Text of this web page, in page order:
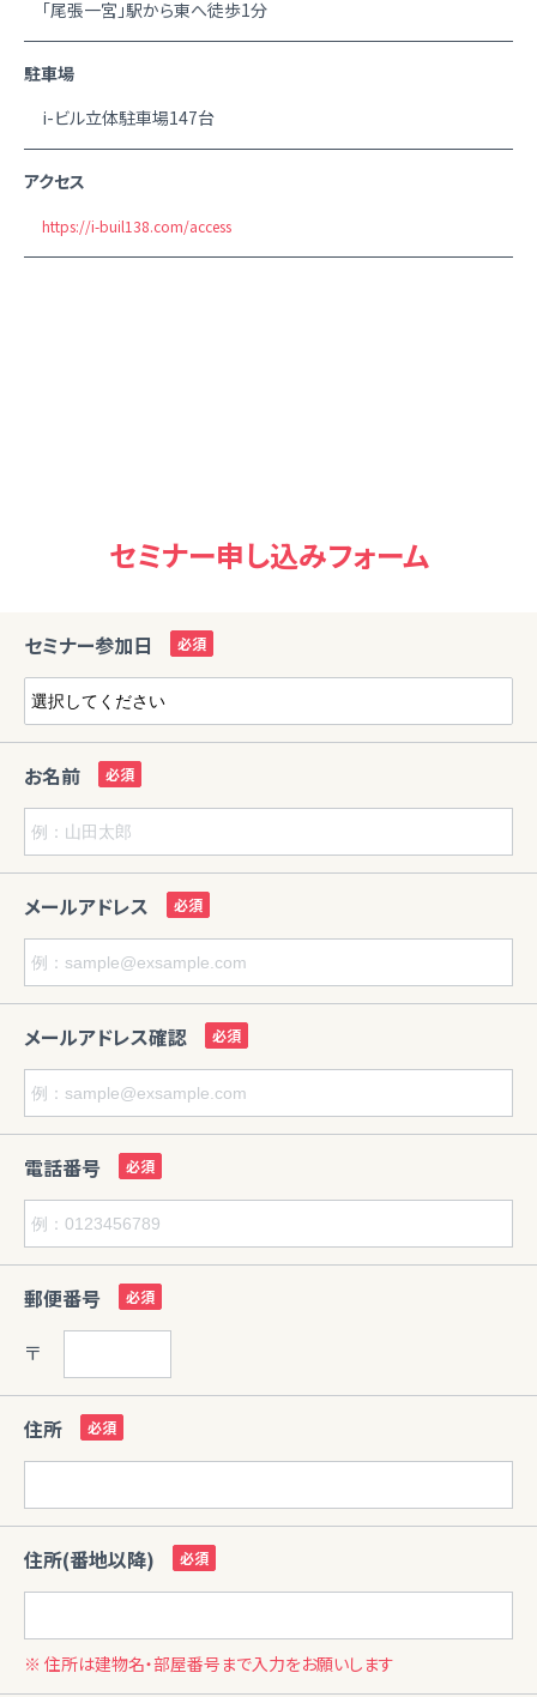
「尾張一宮」駅から東へ徒歩1分
駐車場
i-ビル立体駐車場147台
アクセス
https://i-buil138.com/access
セミナー申し込みフォーム
セミナー参加日
お名前
メールアドレス
メールアドレス確認
電話番号
郵便番号
〒
住所
住所(番地以降)
※ 住所は建物名・部屋番号まで入力をお願いします